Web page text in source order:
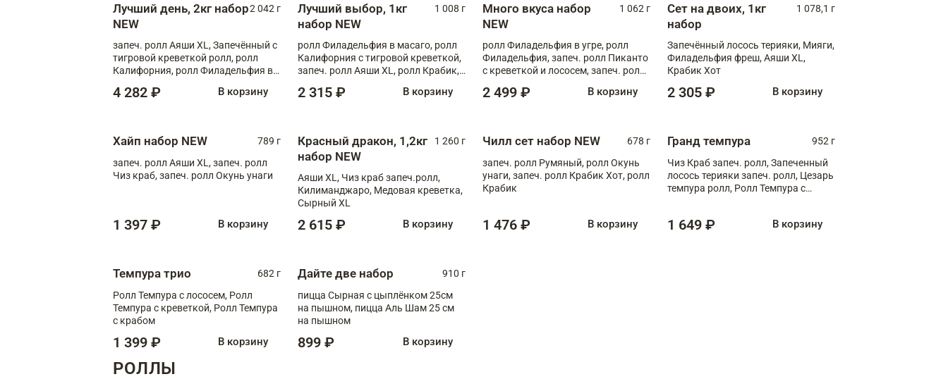
Лучший день, 2кг набор
NEW
2 042 г
запеч. ролл Аяши XL, Запечённый с
тигровой креветкой ролл, ролл
Калифорния, ролл Филадельфия в
запеч. ролл Моцарелломания, ролл
4 282 ₽ В корзину
Лучший выбор, 1кг
набор NEW
1 008 г
ролл Филадельфия в масаго, ролл
Калифорния с тигровой креветкой,
запеч. ролл Аяши XL, ролл Крабик,
2 315 ₽ В корзину
Много вкуса набор
NEW
1 062 г
ролл Филадельфия в угре, ролл
Филадельфия, запеч. ролл Пиканто
с креветкой и лососем, запеч. ролл
2 499 ₽ В корзину
Сет на двоих, 1кг
набор
1 078,1 г
Запечённый лосось терияки, Мияги,
Филадельфия фреш, Аяши XL,
Крабик Хот
2 305 ₽ В корзину
Хайп набор NEW
789 г
запеч. ролл Аяши XL, запеч. ролл
Чиз краб, запеч. ролл Окунь унаги
1 397 ₽ В корзину
Красный дракон, 1,2кг
набор NEW
1 260 г
Аяши XL, Чиз краб запеч.ролл,
Килиманджаро, Медовая креветка,
Сырный XL
2 615 ₽ В корзину
Чилл сет набор NEW
678 г
запеч. ролл Румяный, ролл Окунь
унаги, запеч. ролл Крабик Хот, ролл
Крабик
1 476 ₽ В корзину
Гранд темпура
952 г
Чиз Краб запеч. ролл, Запеченный
лосось терияки запеч. ролл, Цезарь
темпура ролл, Ролл Темпура с
1 649 ₽ В корзину
Темпура трио
682 г
Ролл Темпура с лососем, Ролл
Темпура с креветкой, Ролл Темпура
с крабом
1 399 ₽ В корзину
Дайте две набор
910 г
пицца Сырная с цыплёнком 25см
на пышном, пицца Аль Шам 25 см
на пышном
899 ₽ В корзину
РОЛЛЫ